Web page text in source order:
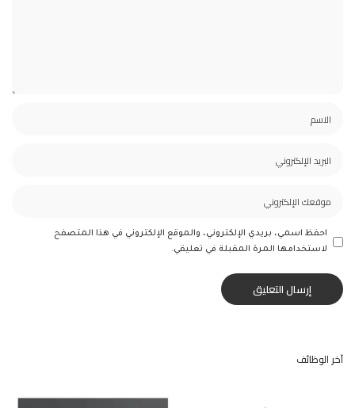
احفظ اسمي، بريدي الإلكتروني، والموقع الإلكتروني في هذا المتصفح
لاستخدامها المرة المقبلة في تعليقي.
آخر الوظائف